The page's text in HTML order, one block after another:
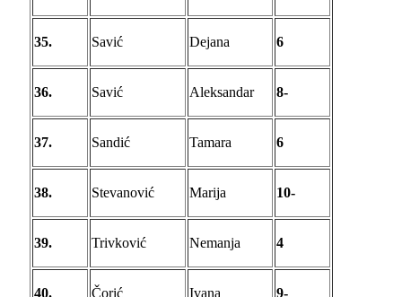
35. Savić Dejana 6
36. Savić Aleksandar 8-
37. Sandić Tamara 6
38. Stevanović Marija 10-
39. Trivković Nemanja 4
40. Čorić Ivana 9-